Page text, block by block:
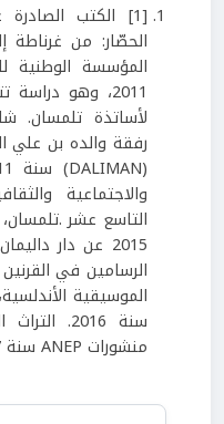
[1] الكتب
الحصّار: من
2011، وهو
لأساتذة تلمسان.
رفقة والده بن علي
والاجتماعية
التاسع عشر
2015 عن دار
الرسامين في
سنة 2016.
منشورات ANEP سنة 2017.